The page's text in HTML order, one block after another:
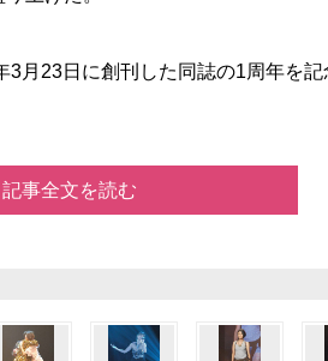
月23日に創刊した同誌の1周年を記
記事全文を読む